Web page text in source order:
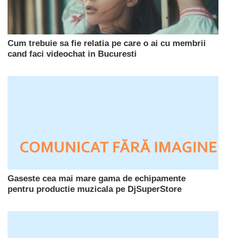
Cum trebuie sa fie relatia pe care o ai cu membrii
cand faci videochat in Bucuresti
Gaseste cea mai mare gama de echipamente
pentru productie muzicala pe DjSuperStore